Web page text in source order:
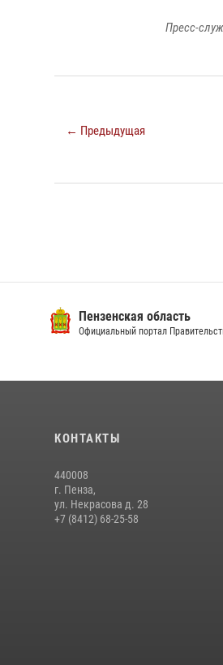
Пресс-
← Предыдущая
Пензенская область
Официальный портал
КОНТАКТЫ
440008
г. Пенза,
ул. Некрасова д. 28
+7 (8412) 68-25-58